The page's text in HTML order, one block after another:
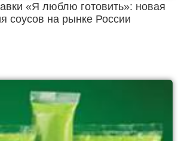
«Я люблю готовить»: новая
соусов на рынке России